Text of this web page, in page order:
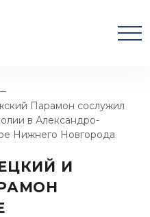
Парамон сослужил
в Александро-
Нижнего Новгорода
И